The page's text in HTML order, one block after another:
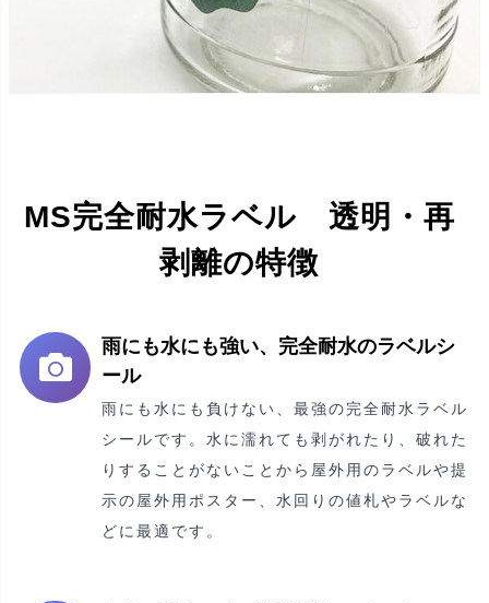
MS完全耐水ラベル 透明・再
剥離の特徴
雨にも水にも強い、完全耐水のラベルシ
ール
雨にも水にも負けない、最強の完全耐水ラベル
シールです。水に濡れても剥がれたり、破れた
りすることがないことから屋外用のラベルや提
示の屋外用ポスター、水回りの値札やラベルな
どに最適です。